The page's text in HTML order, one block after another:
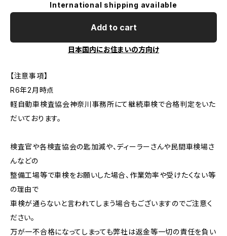
International shipping available
Add to cart
日本国内にお住まいの方向け
【注意事項】
R6年2月時点
軽自動車検査協会神奈川事務所にて継続車検で合格判定をいた
だいております。
検査官や各検査協会の匙加減や、ディーラーさんや民間車検場さ
んなどの
整備工場等で車検をお願いした場合、作業効率や受けたくない等
の理由で
車検が通らないと言われてしまう場合もございますのでご注意く
ださい。
万が一不合格になってしまっても弊社は返金等一切の責任を負い